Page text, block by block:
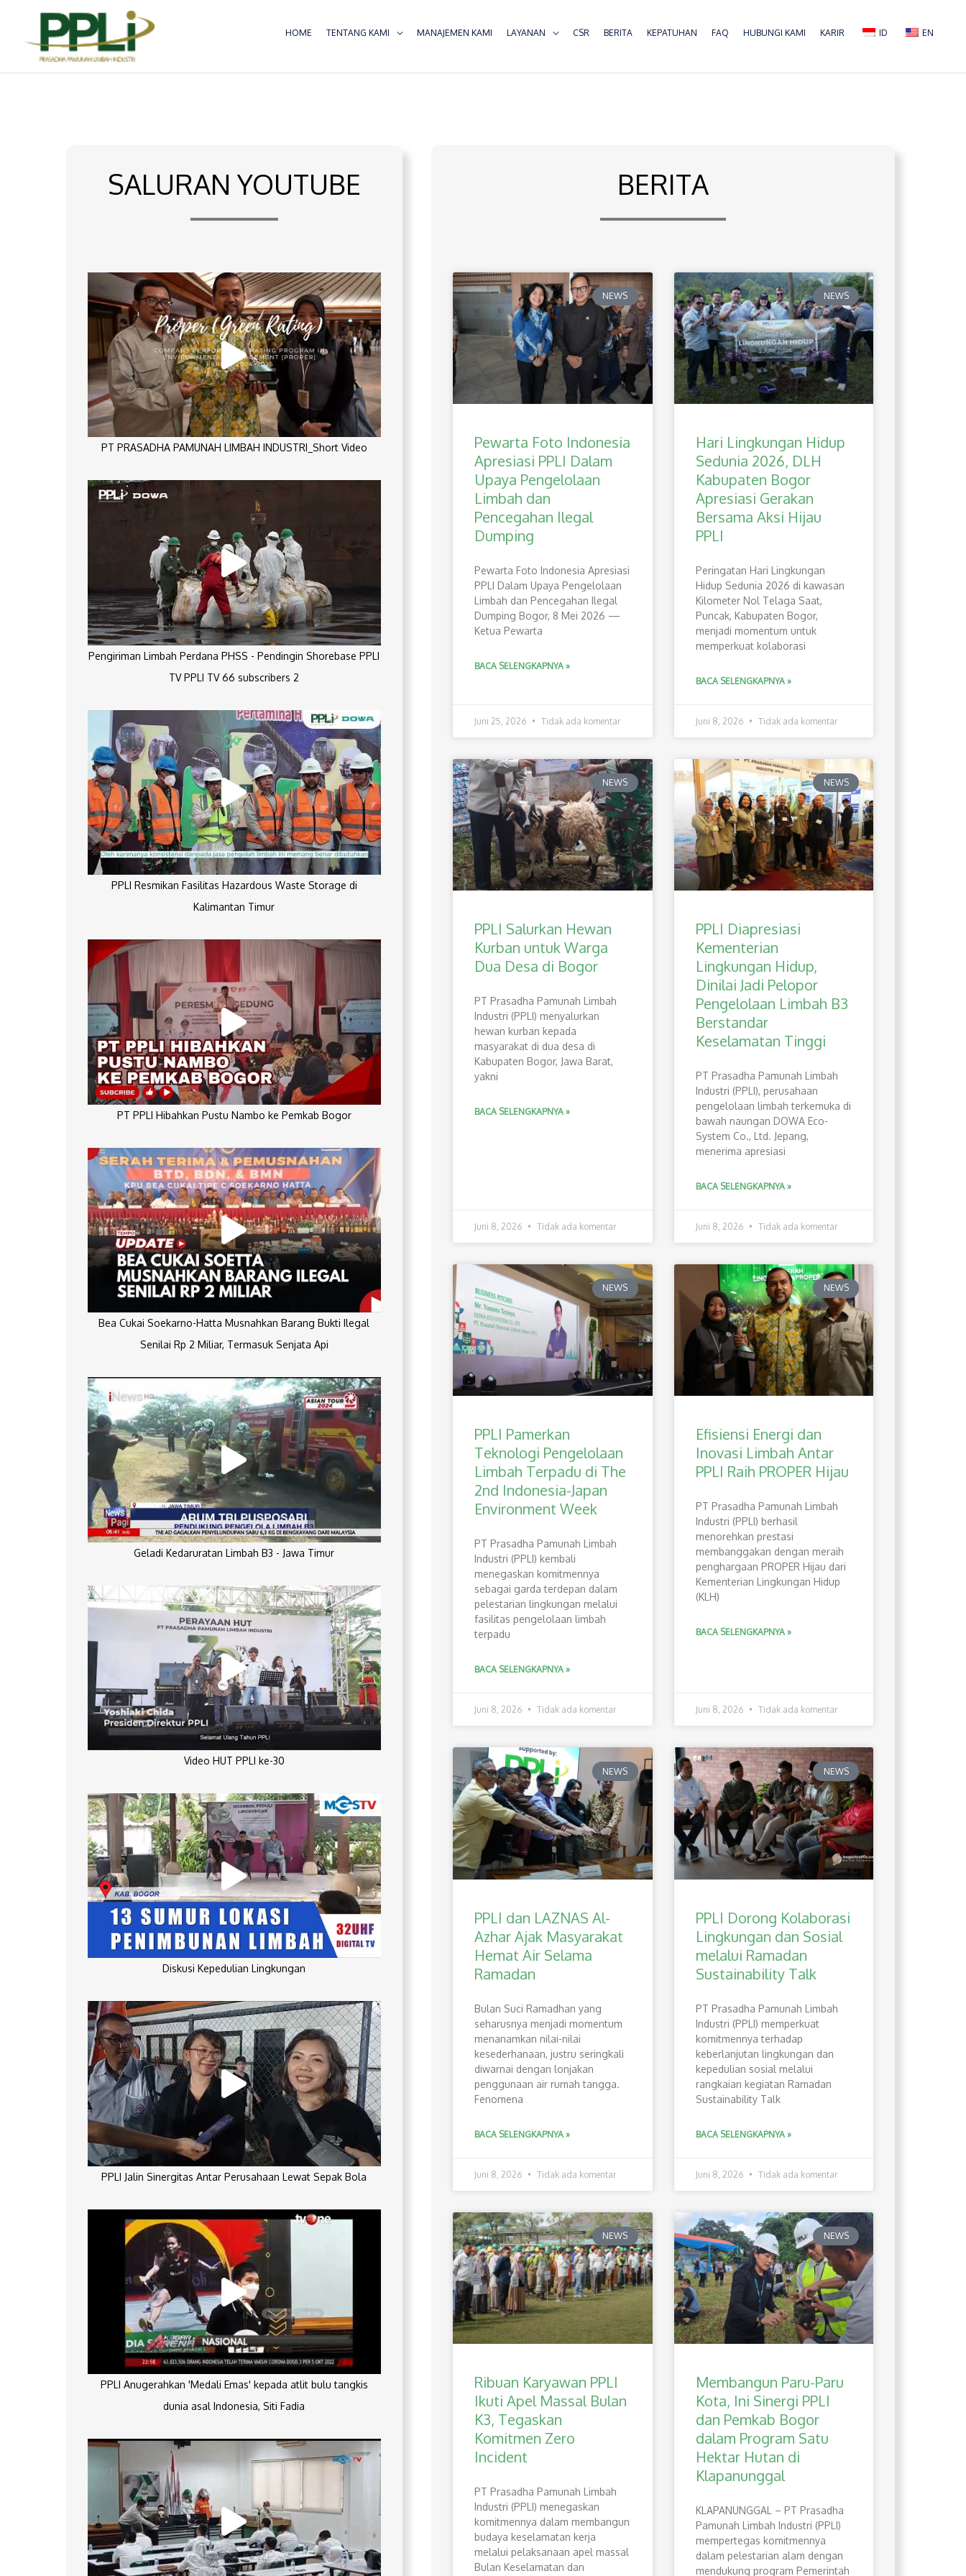
konten
HOME TENTANG KAMI MANAJEMEN KAMI LAYANAN CSR BERITA KEPATUHAN FAQ HUBUNGI KAMI KARIR ID EN
SALURAN YOUTUBE
PT PRASADHA PAMUNAH LIMBAH INDUSTRI_Short Video
Pengiriman Limbah Perdana PHSS - Pendingin Shorebase PPLI
TV PPLI TV 66 subscribers 2
PPLI Resmikan Fasilitas Hazardous Waste Storage di
Kalimantan Timur
PT PPLI Hibahkan Pustu Nambo ke Pemkab Bogor
Bea Cukai Soekarno-Hatta Musnahkan Barang Bukti Ilegal
Senilai Rp 2 Miliar, Termasuk Senjata Api
Geladi Kedaruratan Limbah B3 - Jawa Timur
Video HUT PPLI ke-30
Diskusi Kepedulian Lingkungan
PPLI Jalin Sinergitas Antar Perusahaan Lewat Sepak Bola
PPLI Anugerahkan 'Medali Emas' kepada atlit bulu tangkis
dunia asal Indonesia, Siti Fadia
BERITA
NEWS
Pewarta Foto Indonesia
Apresiasi PPLI Dalam
Upaya Pengelolaan
Limbah dan
Pencegahan Ilegal
Dumping
Pewarta Foto Indonesia Apresiasi
PPLI Dalam Upaya Pengelolaan
Limbah dan Pencegahan Ilegal
Dumping Bogor, 8 Mei 2026 —
Ketua Pewarta
BACA SELENGKAPNYA »
Juni 25, 2026 Tidak ada komentar
NEWS
Hari Lingkungan Hidup
Sedunia 2026, DLH
Kabupaten Bogor
Apresiasi Gerakan
Bersama Aksi Hijau
PPLI
Peringatan Hari Lingkungan
Hidup Sedunia 2026 di kawasan
Kilometer Nol Telaga Saat,
Puncak, Kabupaten Bogor,
menjadi momentum untuk
memperkuat kolaborasi
BACA SELENGKAPNYA »
Juni 8, 2026 Tidak ada komentar
NEWS
PPLI Salurkan Hewan
Kurban untuk Warga
Dua Desa di Bogor
PT Prasadha Pamunah Limbah
Industri (PPLI) menyalurkan
hewan kurban kepada
masyarakat di dua desa di
Kabupaten Bogor, Jawa Barat,
yakni
BACA SELENGKAPNYA »
Juni 8, 2026 Tidak ada komentar
NEWS
PPLI Diapresiasi
Kementerian
Lingkungan Hidup,
Dinilai Jadi Pelopor
Pengelolaan Limbah B3
Berstandar
Keselamatan Tinggi
PT Prasadha Pamunah Limbah
Industri (PPLI), perusahaan
pengelolaan limbah terkemuka di
bawah naungan DOWA Eco-
System Co., Ltd. Jepang,
menerima apresiasi
BACA SELENGKAPNYA »
Juni 8, 2026 Tidak ada komentar
NEWS
PPLI Pamerkan
Teknologi Pengelolaan
Limbah Terpadu di The
2nd Indonesia-Japan
Environment Week
PT Prasadha Pamunah Limbah
Industri (PPLI) kembali
menegaskan komitmennya
sebagai garda terdepan dalam
pelestarian lingkungan melalui
fasilitas pengelolaan limbah
terpadu
BACA SELENGKAPNYA »
Juni 8, 2026 Tidak ada komentar
NEWS
Efisiensi Energi dan
Inovasi Limbah Antar
PPLI Raih PROPER Hijau
PT Prasadha Pamunah Limbah
Industri (PPLI) berhasil
menorehkan prestasi
membanggakan dengan meraih
penghargaan PROPER Hijau dari
Kementerian Lingkungan Hidup
(KLH)
BACA SELENGKAPNYA »
Juni 8, 2026 Tidak ada komentar
NEWS
PPLI dan LAZNAS Al-
Azhar Ajak Masyarakat
Hemat Air Selama
Ramadan
Bulan Suci Ramadhan yang
seharusnya menjadi momentum
menanamkan nilai-nilai
kesederhanaan, justru seringkali
diwarnai dengan lonjakan
penggunaan air rumah tangga.
Fenomena
BACA SELENGKAPNYA »
Juni 8, 2026 Tidak ada komentar
NEWS
PPLI Dorong Kolaborasi
Lingkungan dan Sosial
melalui Ramadan
Sustainability Talk
PT Prasadha Pamunah Limbah
Industri (PPLI) memperkuat
komitmennya terhadap
keberlanjutan lingkungan dan
kepedulian sosial melalui
rangkaian kegiatan Ramadan
Sustainability Talk
BACA SELENGKAPNYA »
Juni 8, 2026 Tidak ada komentar
NEWS
Ribuan Karyawan PPLI
Ikuti Apel Massal Bulan
K3, Tegaskan
Komitmen Zero
Incident
PT Prasadha Pamunah Limbah
Industri (PPLI) menegaskan
komitmennya dalam membangun
budaya keselamatan kerja
melalui pelaksanaan apel massal
Bulan Keselamatan dan
NEWS
Membangun Paru-Paru
Kota, Ini Sinergi PPLI
dan Pemkab Bogor
dalam Program Satu
Hektar Hutan di
Klapanunggal
​KLAPANUNGGAL – PT Prasadha
Pamunah Limbah Industri (PPLI)
mempertegas komitmennya
dalam pelestarian alam dengan
mendukung program Pemerintah